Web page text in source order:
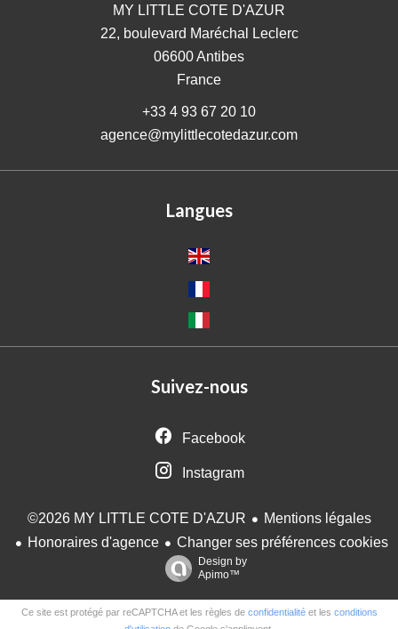
MY LITTLE COTE D'AZUR
22, boulevard Maréchal Leclerc
06600Antibes
France
+33 4 93 67 20 10
agence@mylittlecotedazur.com
Langues
Suivez-nous
Facebook
Instagram
©2026 MY LITTLE COTE D'AZUR
Mentions légales
Honoraires d'agence
Changer ses préférences cookies
Design by
Apimo™
Ce site est protégé par reCAPTCHA et les règles de confidentialitéet les conditions